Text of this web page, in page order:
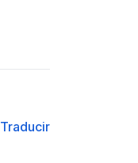
Traducir